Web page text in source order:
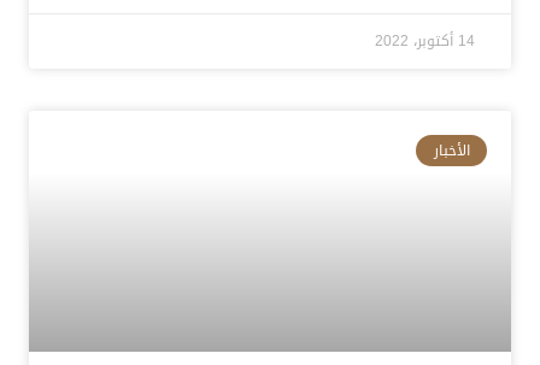
14 أكتوبر، 2022
الأخبار